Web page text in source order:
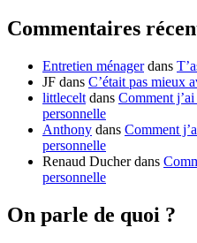
Commentaires
Entretien ménagerdans
JF dans C’était pas mieux
littlecelt dans Comment
personnelle
Anthony dans Comment
personnelle
Renaud Ducherdans
personnelle
On parle de quoi ?